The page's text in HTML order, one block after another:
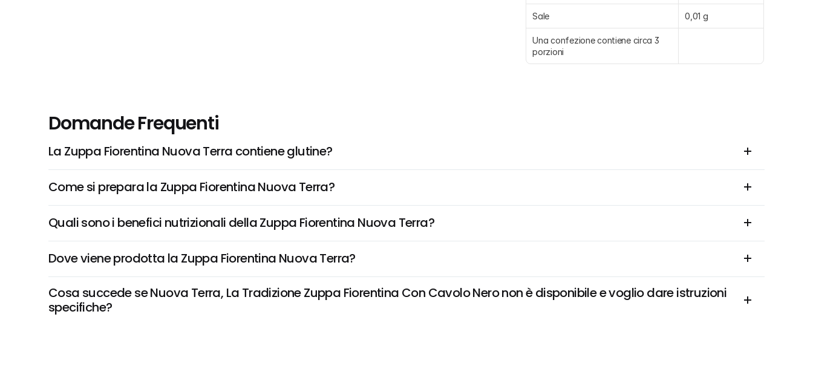
Sale 0,01 g
Una confezione contiene circa 3
porzioni
Domande Frequenti
La Zuppa Fiorentina Nuova Terra contiene glutine?
Come si prepara la Zuppa Fiorentina Nuova Terra?
Quali sono i benefici nutrizionali della Zuppa Fiorentina Nuova Terra?
Dove viene prodotta la Zuppa Fiorentina Nuova Terra?
Cosa succede se Nuova Terra, La Tradizione Zuppa Fiorentina Con Cavolo Nero non è disponibile e voglio dare istruzioni
specifiche?